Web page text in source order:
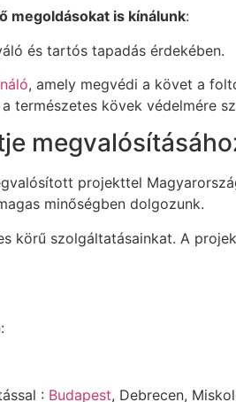
megoldásokat is kínálunk:
és tartós tapadás érdekében.
, amely megvédi a követ a
a természetes kövek védelmére
projekttel
minőségben dolgozunk.
körű szolgáltatásainkat. A
: Budapest, Debrecen,